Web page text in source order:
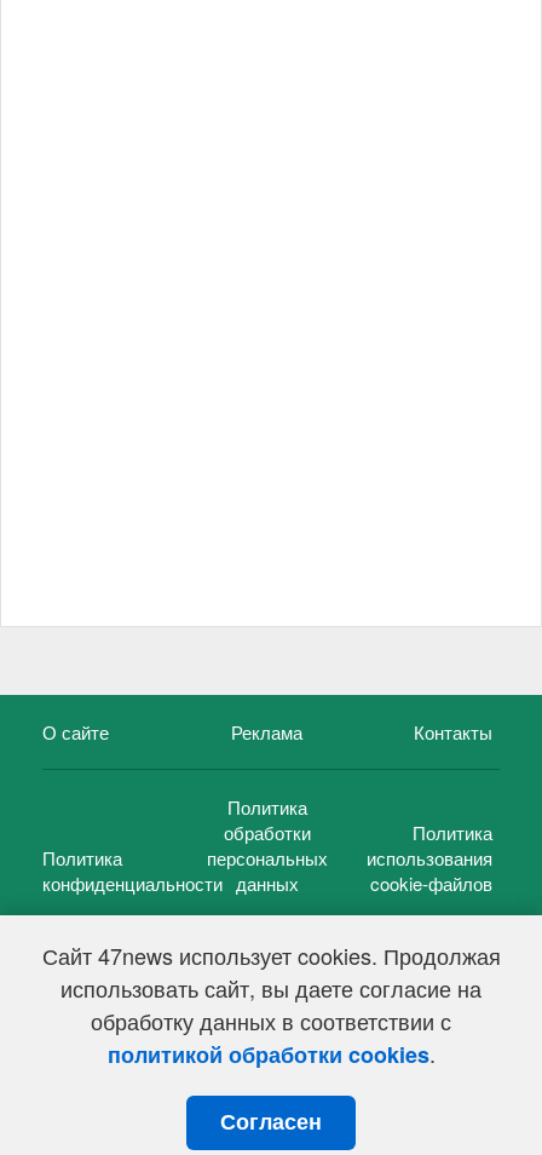
Сайт 47news использует cookies. Продолжая
использовать сайт, вы даете согласие на
обработку данных в соответствии с
политикой обработки cookies.
Согласен
О сайте Реклама Контакты
Политика
конфиденциальности
Политика
обработки
персональных
данных
Политика
использования
cookie-файлов
47 новостей (47 news)2005 — 2026 г.
Свидетельство о регистрации СМИ Эл № ФС 77-39848, выдано
Федеральной службой по надзору в сфере связи,
информационных технологий и массовых коммуникаций